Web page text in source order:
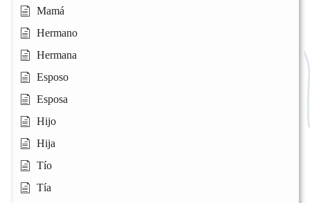
Mamá
Hermano
Hermana
Esposo
Esposa
Hijo
Hija
Tío
Tía